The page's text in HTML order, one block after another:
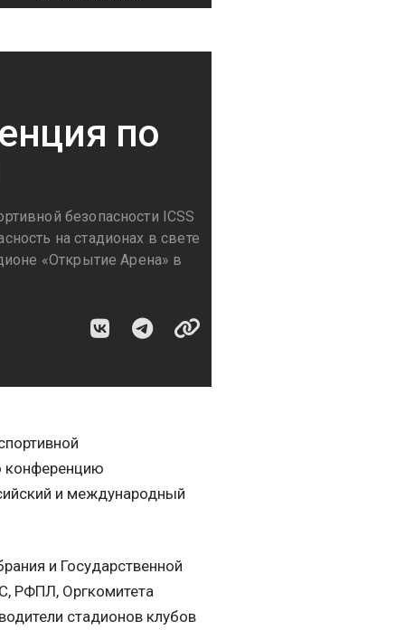
по
безопасности ICSS
на стадионах в свете
«Открытие Арена» в
конференцию
и международный
и Государственной
РФПЛ, Оргкомитета
стадионов клубов